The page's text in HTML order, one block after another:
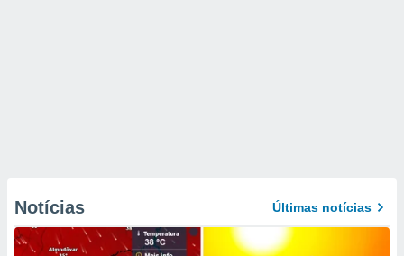
Notícias Últimas notícias